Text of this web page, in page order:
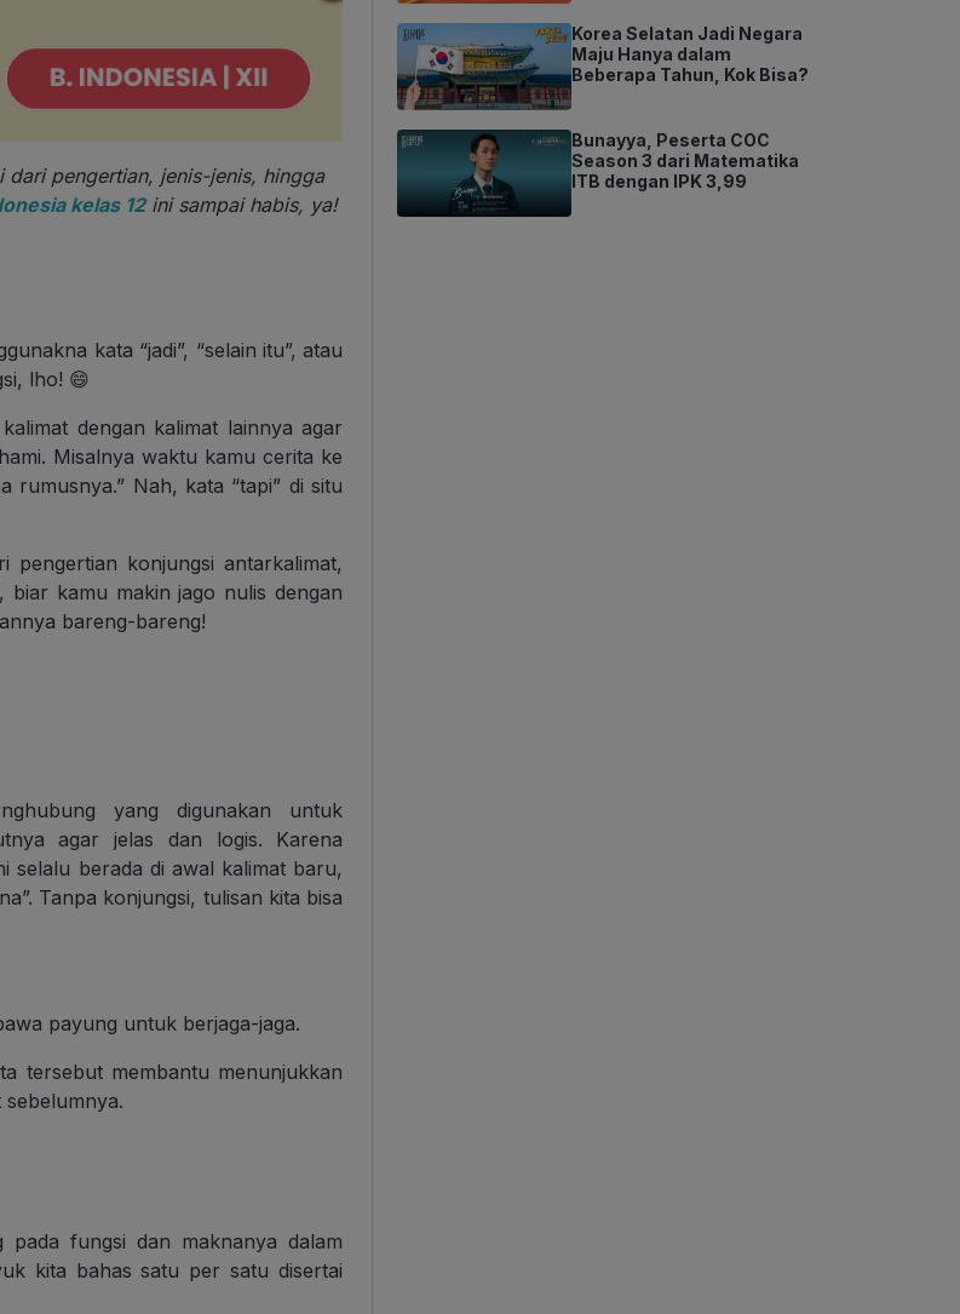
dari pengertian, jenis-jenis, hingga
kelas 12ini sampai habis, ya!
kata “jadi”, “selain itu”, atau
lho! 😄
dengan kalimat lainnya agar
Misalnya waktu kamu cerita ke
rumusnya.” Nah, kata “tapi” di situ
konjungsi antarkalimat,
biar kamu makin jago nulis dengan
bareng-bareng!
yang digunakan untuk
agar jelas dan logis. Karena
selalu berada di awal kalimat baru,
Tanpa konjungsi, tulisan kita bisa
payung untuk berjaga-jaga.
tersebut membantu menunjukkan
pada fungsi dan maknanya dalam
kita bahas satu per satu disertai
Korea Selatan Jadi Negara
Maju Hanya dalam
Beberapa Tahun, Kok Bisa?
Bunayya, Peserta COC
Season 3 dari Matematika
ITB dengan IPK 3,99